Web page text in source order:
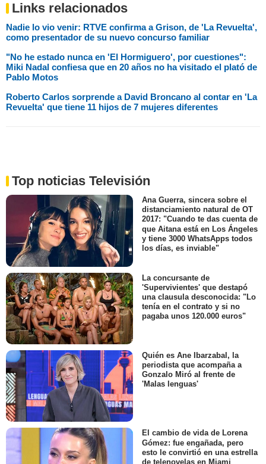
Links relacionados
Nadie lo vio venir: RTVE confirma a Grison, de 'La Revuelta',
como presentador de su nuevo concurso familiar
"No he estado nunca en 'El Hormiguero', por cuestiones":
Miki Nadal confiesa que en 20 años no ha visitado el plató de
Pablo Motos
Roberto Carlos sorprende a David Broncano al contar en 'La
Revuelta' que tiene 11 hijos de 7 mujeres diferentes
Top noticias Televisión
Ana Guerra, sincera sobre el
distanciamiento natural de OT
2017: "Cuando te das cuenta de
que Aitana está en Los Ángeles
y tiene 3000 WhatsApps todos
los días, es inviable"
La concursante de
'Supervivientes' que destapó
una clausula desconocida: "Lo
tenía en el contrato y si no
pagaba unos 120.000 euros"
Quién es Ane Ibarzabal, la
periodista que acompaña a
Gonzalo Miró al frente de
'Malas lenguas'
El cambio de vida de Lorena
Gómez: fue engañada, pero
esto le convirtió en una estrella
de telenovelas en Miami